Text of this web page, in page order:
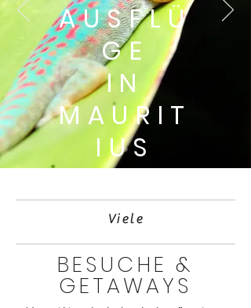
AUSFLÜ
GE
IN
MAURIT
IUS
Viele
BESUCHE &
GETAWAYS